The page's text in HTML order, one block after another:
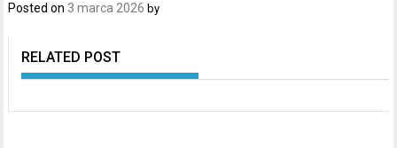
Posted on 3 marca 2026 by
RELATED POST